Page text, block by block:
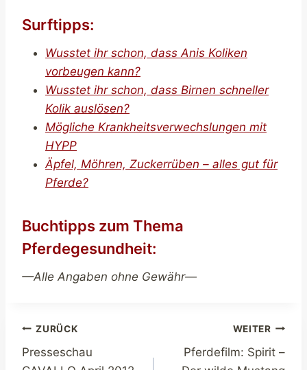
Surftipps:
Wusstet ihr schon, dass Anis Koliken
vorbeugen kann?
Wusstet ihr schon, dass Birnen schneller
Kolik auslösen?
Mögliche Krankheitsverwechslungen mit
HYPP
Äpfel, Möhren, Zuckerrüben – alles gut für
Pferde?
Buchtipps zum Thema
Pferdegesundheit:
—Alle Angaben ohne Gewähr—
Beitragsnavigation
ZURÜCK
Presseschau
WEITER
Pferdefilm: Spirit –